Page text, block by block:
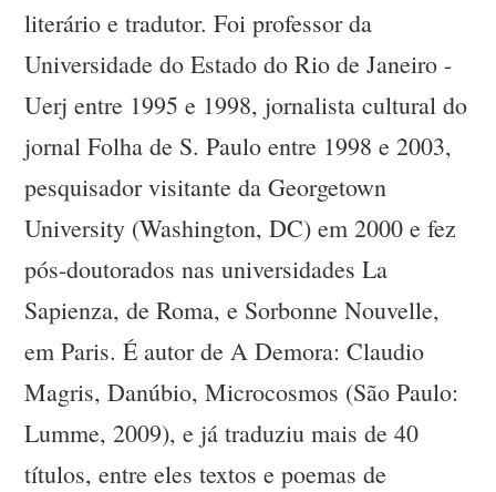
literário e tradutor. Foi professor da
Universidade do Estado do Rio de Janeiro -
Uerj entre 1995 e 1998, jornalista cultural do
jornal Folha de S. Paulo entre 1998 e 2003,
pesquisador visitante da Georgetown
University (Washington, DC) em 2000 e fez
pós-doutorados nas universidades La
Sapienza, de Roma, e Sorbonne Nouvelle,
em Paris. É autor de A Demora: Claudio
Magris, Danúbio, Microcosmos (São Paulo:
Lumme, 2009), e já traduziu mais de 40
títulos, entre eles textos e poemas de